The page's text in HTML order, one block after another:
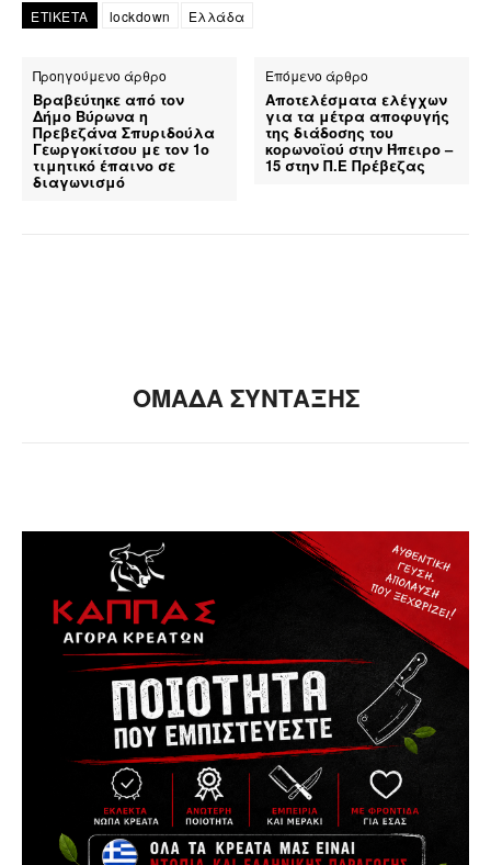
ΕΤΙΚΕΤΑ lockdown Ελλάδα
Προηγούμενο άρθρο
Βραβεύτηκε από τον
Δήμο Βύρωνα η
Πρεβεζάνα Σπυριδούλα
Γεωργοκίτσου με τον 1ο
τιμητικό έπαινο σε
διαγωνισμό
Επόμενο άρθρο
Αποτελέσματα ελέγχων
για τα μέτρα αποφυγής
της διάδοσης του
κορωνοϊού στην Ήπειρο –
15 στην Π.Ε Πρέβεζας
ΟΜΑΔΑ ΣΥΝΤΑΞΗΣ